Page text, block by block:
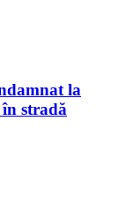
la
în stradă